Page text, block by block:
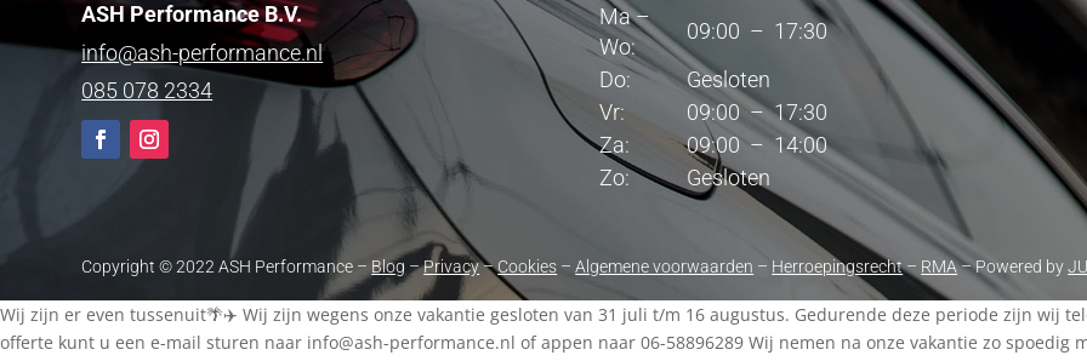
ASH Performance B.V.
info@ash-performance.nl
085 078 2334
Ma –
Wo:
09:00 – 17:30
Do:
Gesloten
Vr:
09:00 – 17:30
Za:
09:00 – 14:00
Zo:
Gesloten
Copyright © 2022 ASH Performance – Blog –Privacy–Cookies –Algemene voorwaarden – Herroepingsrecht– RMA– Powered by
Wij zijn er even tussenuit🌴✈️ Wij zijn wegens onze vakantie gesloten van 31 juli t/m 16 augustus. Gedurende deze periode zijn wij
offerte kunt u een e-mail sturen naar info@ash-performance.nl of appen naar 06-58896289 Wij nemen na onze vakantie zo